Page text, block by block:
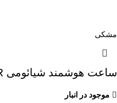
مشکی
ساعت هوشمند شیائومی Amazfit Pop 3R
موجود در انبار